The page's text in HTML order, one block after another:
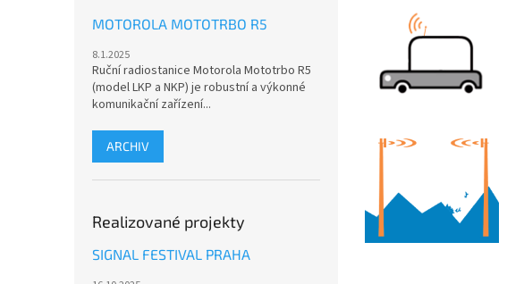
MOTOROLA MOTOTRBO R5
8.1.2025
Ruční radiostanice Motorola Mototrbo R5
(model LKP a NKP) je robustní a výkonné
komunikační zařízení...
ARCHIV
Realizované projekty
SIGNAL FESTIVAL PRAHA